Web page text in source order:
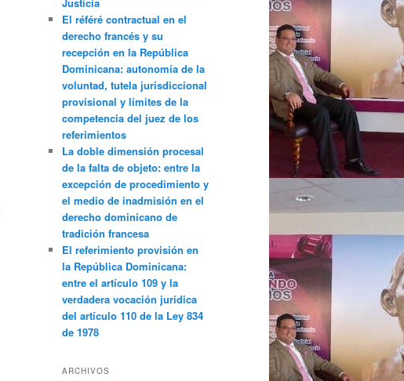
El référé contractual en el
derecho francés y su
recepción en la República
Dominicana: autonomía de la
voluntad, tutela jurisdiccional
provisional y límites de la
competencia del juez de los
referimientos
La doble dimensión procesal
de la falta de objeto: entre la
excepción de procedimiento y
el medio de inadmisión en el
derecho dominicano de
tradición francesa
El referimiento provisión en
la República Dominicana:
entre el artículo 109 y la
verdadera vocación jurídica
del artículo 110 de la Ley 834
de 1978
ARCHIVOS